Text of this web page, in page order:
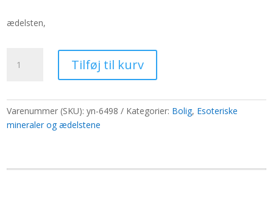
ædelsten,
Buddha-
Sten,der
bliver
antal
Tilføj til kurv
Varenummer (SKU):yn-6498 Kategorier: Bolig, Esoteriske
mineraler og ædelstene